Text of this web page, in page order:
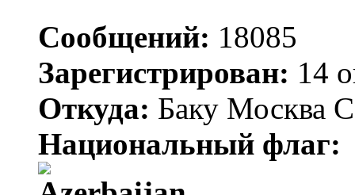
Сообщений: 18085
Зарегистрирован: 14
Откуда: Баку Москва
Национальный флаг: